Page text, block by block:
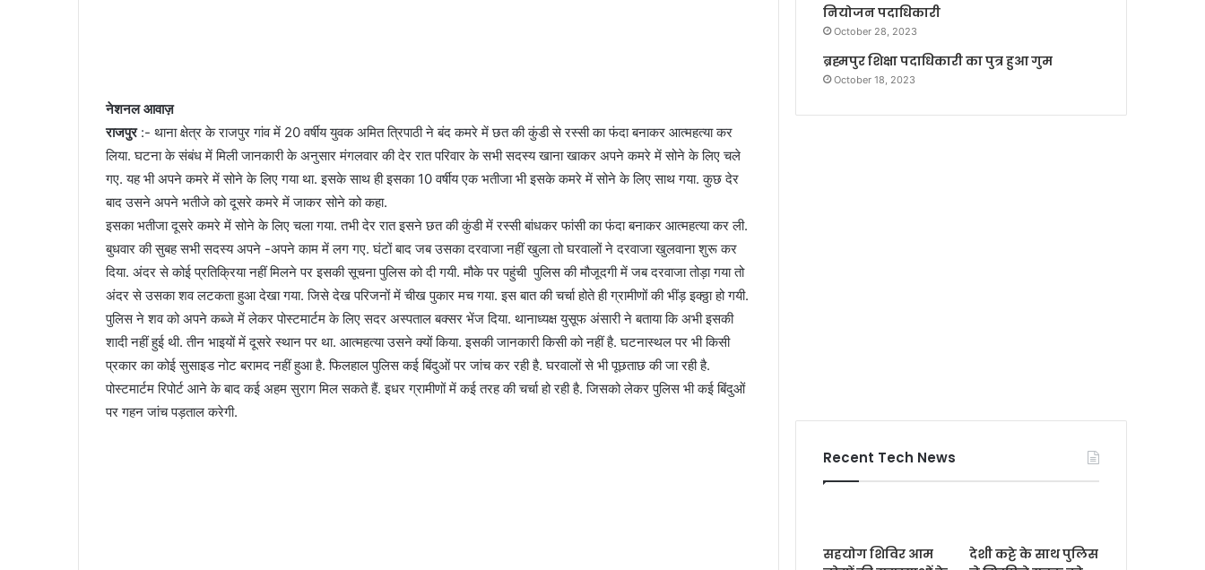
नेशनल आवाज़
राजपुर:- थाना क्षेत्र के राजपुर गांव में 20 वर्षीय युवक अमित त्रिपाठी ने बंद कमरे में छत की कुंडी से रस्सी का फंदा बनाकर आत्महत्या कर
लिया. घटना के संबंध में मिली जानकारी के अनुसार मंगलवार की देर रात परिवार के सभी सदस्य खाना खाकर अपने कमरे में सोने के लिए चले
गए. यह भी अपने कमरे में सोने के लिए गया था. इसके साथ ही इसका 10 वर्षीय एक भतीजा भी इसके कमरे में सोने के लिए साथ गया. कुछ देर
बाद उसने अपने भतीजे को दूसरे कमरे में जाकर सोने को कहा.
इसका भतीजा दूसरे कमरे में सोने के लिए चला गया. तभी देर रात इसने छत की कुंडी में रस्सी बांधकर फांसी का फंदा बनाकर आत्महत्या कर ली.
बुधवार की सुबह सभी सदस्य अपने -अपने काम में लग गए. घंटों बाद जब उसका दरवाजा नहीं खुला तो घरवालों ने दरवाजा खुलवाना शुरू कर
दिया. अंदर से कोई प्रतिक्रिया नहीं मिलने पर इसकी सूचना पुलिस को दी गयी. मौके पर पहुंची पुलिस की मौजूदगी में जब दरवाजा तोड़ा गया तो
अंदर से उसका शव लटकता हुआ देखा गया. जिसे देख परिजनों में चीख पुकार मच गया. इस बात की चर्चा होते ही ग्रामीणों की भींड़ इक्ठ्ठा हो गयी.
पुलिस ने शव को अपने कब्जे में लेकर पोस्टमार्टम के लिए सदर अस्पताल बक्सर भेंज दिया. थानाध्यक्ष युसूफ अंसारी ने बताया कि अभी इसकी
शादी नहीं हुई थी. तीन भाइयों में दूसरे स्थान पर था. आत्महत्या उसने क्यों किया. इसकी जानकारी किसी को नहीं है. घटनास्थल पर भी किसी
प्रकार का कोई सुसाइड नोट बरामद नहीं हुआ है. फिलहाल पुलिस कई बिंदुओं पर जांच कर रही है. घरवालों से भी पूछताछ की जा रही है.
पोस्टमार्टम रिपोर्ट आने के बाद कई अहम सुराग मिल सकते हैं. इधर ग्रामीणों में कई तरह की चर्चा हो रही है. जिसको लेकर पुलिस भी कई बिंदुओं
पर गहन जांच पड़ताल करेगी.
नियोजन पदाधिकारी
October 28, 2023
ब्रह्मपुर शिक्षा पदाधिकारी का पुत्र हुआ गुम
October 18, 2023
Recent Tech News
सहयोग शिविर आम
देशी कट्टे के साथ पुलिस